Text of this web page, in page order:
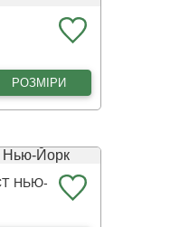
РОЗМІРИ
НЬЮ-